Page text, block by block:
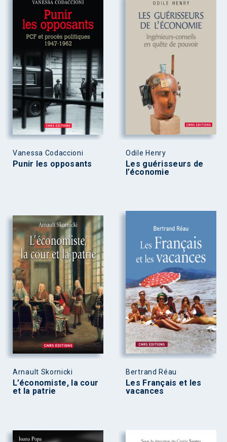
Vanessa Codaccioni
Punir les opposants
Odile Henry
Les guérisseurs de
l’économie
Arnault Skornicki
L’économiste, la cour
et la patrie
Bertrand Réau
Les Français et les
vacances